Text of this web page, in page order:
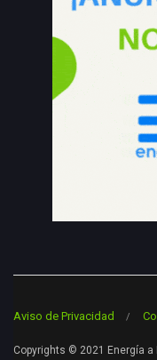
Aviso de Privacidad
Copyrights © 2021 Energía a